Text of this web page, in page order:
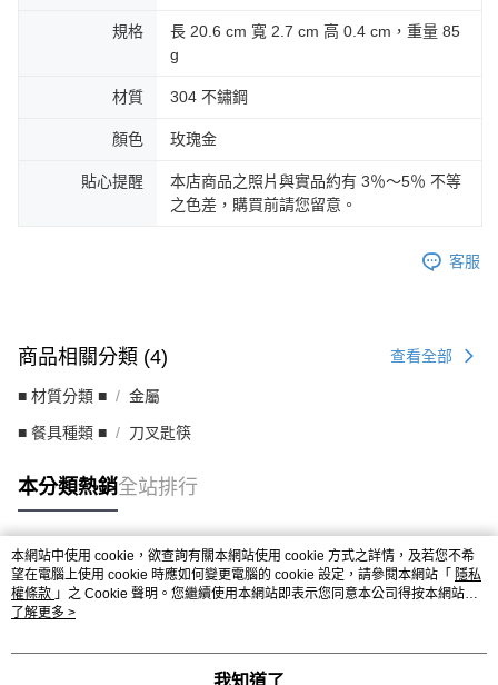
規格
長 20.6 cm 寬 2.7 cm 高 0.4 cm，重量 85
g
材質 304 不鏽鋼
顏色 玫瑰金
貼心提醒
本店商品之照片與實品約有 3％～5％ 不等
之色差，購買前請您留意。
客服
商品相關分類 (4) 查看全部
■ 材質分類 ■ 金屬
■ 餐具種類 ■ 刀叉匙筷
本分類熱銷全站排行
熱門標籤
本網站中使用 cookie，欲查詢有關本網站使用 cookie 方式之詳情，及若您不希
望在電腦上使用 cookie 時應如何變更電腦的 cookie 設定，請參閱本網站「 隱私
權條款 」之 Cookie 聲明。您繼續使用本網站即表示您同意本公司得按本網站使
用條款之 Cookie 聲明使用 cookie。
了解更多 >
我知道了